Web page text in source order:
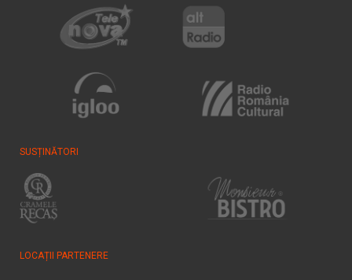
SUSȚINĂTORI
LOCAȚII PARTENERE